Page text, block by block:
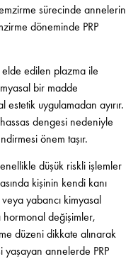
sürecinde annelerin
döneminde PRP
elde edilen plazma ile
bir madde
uygulamadan ayırır.
dengesi nedeniyle
önem taşır.
düşük riskli işlemler
kişinin kendi kanı
yabancı kimyasal
hormonal değişimler,
düzeni dikkate alınarak
yaşayan annelerde PRP